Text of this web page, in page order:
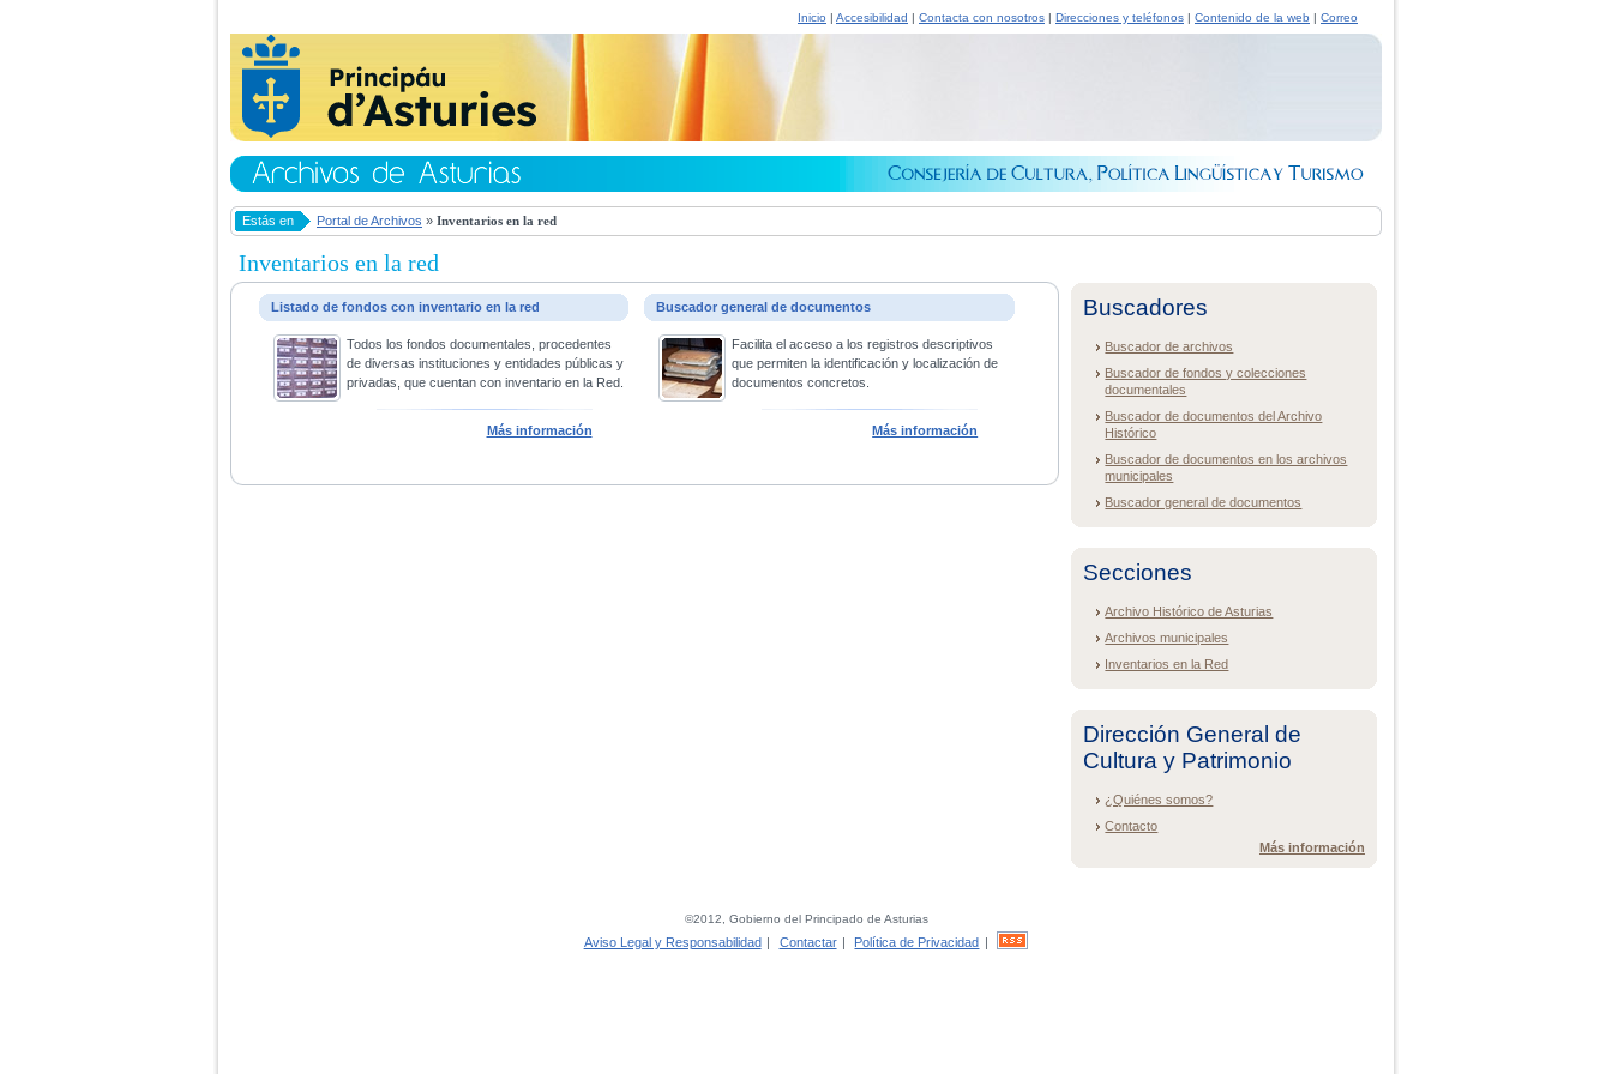
Inicio | Accesibilidad | Contacta con nosotros | Direcciones y teléfonos | Contenido de la web | Correo
Estás en Portal de Archivos » Inventarios en la red
Inventarios en la red
Listado de fondos con inventario en la red
Todos los fondos documentales, procedentes
de diversas instituciones y entidades públicas y
privadas, que cuentan con inventario en la Red.
Más información
Buscador general de documentos
Facilita el acceso a los registros descriptivos
que permiten la identificación y localización de
documentos concretos.
Más información
Buscadores
Buscador de archivos
Buscador de fondos y colecciones
documentales
Buscador de documentos del Archivo
Histórico
Buscador de documentos en los archivos
municipales
Buscador general de documentos
Secciones
Archivo Histórico de Asturias
Archivos municipales
Inventarios en la Red
Dirección General de
Cultura y Patrimonio
¿Quiénes somos?
Contacto
Más información
©2012, Gobierno del Principado de Asturias
Aviso Legal y Responsabilidad | Contactar | Política de Privacidad |